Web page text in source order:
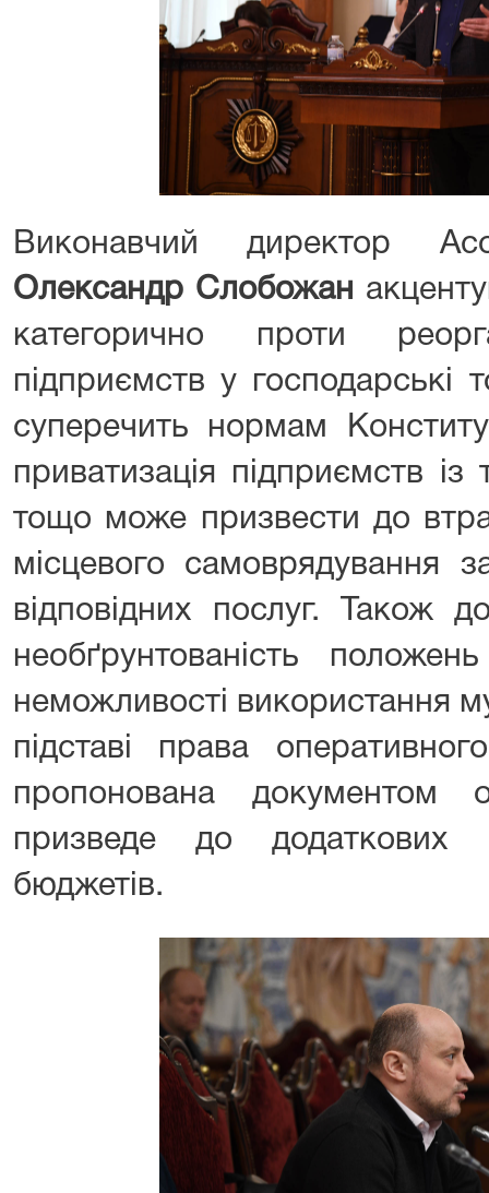
Виконавчий директор
Олександр Слобожан
категорично проти
підприємств у господарські
суперечить нормам
приватизація підприємств
тощо може призвести до
місцевого самоврядування
відповідних послуг. Також
необґрунтованість
неможливості використання
підставі права
пропонована документом
призведе до додаткових
бюджетів.